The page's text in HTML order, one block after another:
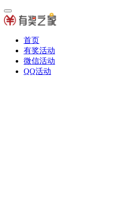
首页
有奖活动
微信活动
QQ活动